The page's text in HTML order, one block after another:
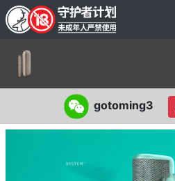
gotoming3